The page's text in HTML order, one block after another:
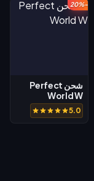
-20%
شحن Perfect
World W
5.0